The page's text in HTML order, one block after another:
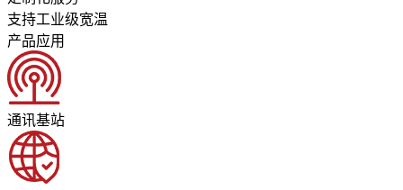
支持工业级宽温
产品应用
通讯基站